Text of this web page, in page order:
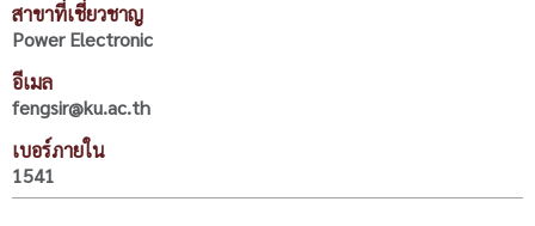
สาขาที่เชี่ยวชาญ
Power Electronic
อีเมล
fengsir@ku.ac.th
เบอร์ภายใน
1541